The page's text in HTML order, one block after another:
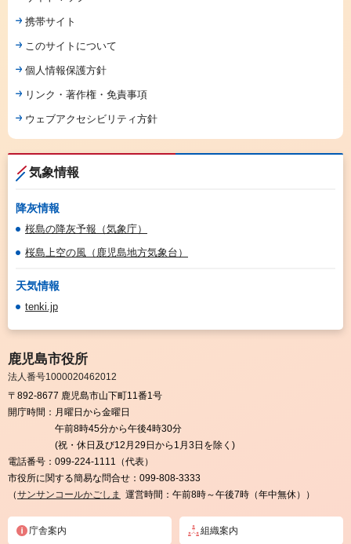
携帯サイト
このサイトについて
個人情報保護方針
リンク・著作権・免責事項
ウェブアクセシビリティ方針
気象情報
降灰情報
桜島の降灰予報（気象庁）
桜島上空の風（鹿児島地方気象台）
天気情報
tenki.jp
鹿児島市役所
法人番号1000020462012
〒892-8677 鹿児島市山下町11番1号
開庁時間： 月曜日から金曜日
午前8時45分から午後4時30分
(祝・休日及び12月29日から1月3日を除く)
電話番号： 099-224-1111（代表）
市役所に関する簡易な問合せ： 099-808-3333
（サンサンコールかごしま 運営時間：午前8時～午後7時（年中無休））
庁舎案内 組織案内